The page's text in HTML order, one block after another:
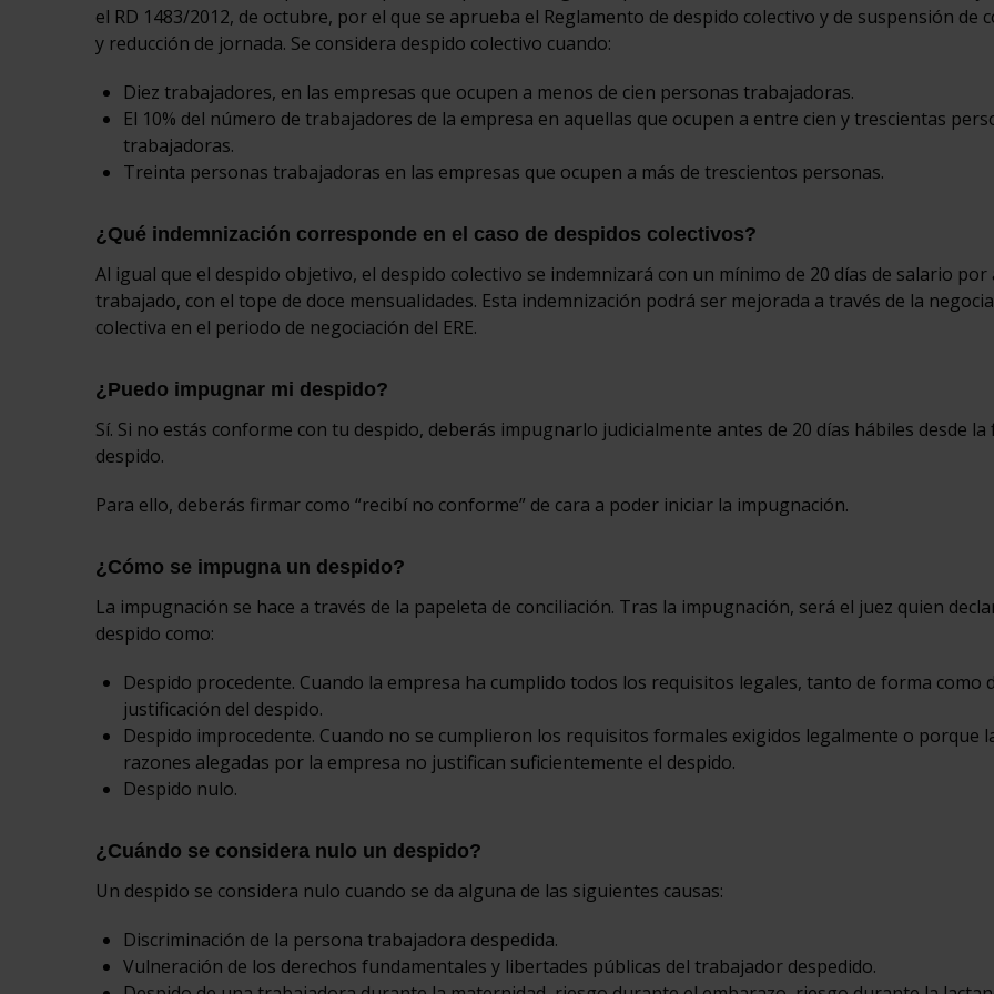
el RD 1483/2012, de octubre, por el que se aprueba el Reglamento de despido colectivo y de suspensión de
y reducción de jornada. Se considera despido colectivo cuando:
Diez trabajadores, en las empresas que ocupen a menos de cien personas trabajadoras.
El 10% del número de trabajadores de la empresa en aquellas que ocupen a entre cien y trescientas
trabajadoras.
Treinta personas trabajadoras en las empresas que ocupen a más de trescientos personas.
¿Qué indemnización corresponde en el caso de despidos colectivos?
Al igual que el despido objetivo, el despido colectivo se indemnizará con un mínimo de 20 días de salario por
trabajado, con el tope de doce mensualidades. Esta indemnización podrá ser mejorada a través de la
colectiva en el periodo de negociación del ERE.
¿Puedo impugnar mi despido?
Sí. Si no estás conforme con tu despido, deberás impugnarlo judicialmente antes de 20 días hábiles desde la
despido.
Para ello, deberás firmar como “recibí no conforme” de cara a poder iniciar la impugnación.
¿Cómo se impugna un despido?
La impugnación se hace a través de la papeleta de conciliación. Tras la impugnación, será el juez quien
despido como:
Despido procedente. Cuando la empresa ha cumplido todos los requisitos legales, tanto de forma como
justificación del despido.
Despido improcedente. Cuando no se cumplieron los requisitos formales exigidos legalmente o porque
razones alegadas por la empresa no justifican suficientemente el despido.
Despido nulo.
¿Cuándo se considera nulo un despido?
Un despido se considera nulo cuando se da alguna de las siguientes causas:
Discriminación de la persona trabajadora despedida.
Vulneración de los derechos fundamentales y libertades públicas del trabajador despedido.